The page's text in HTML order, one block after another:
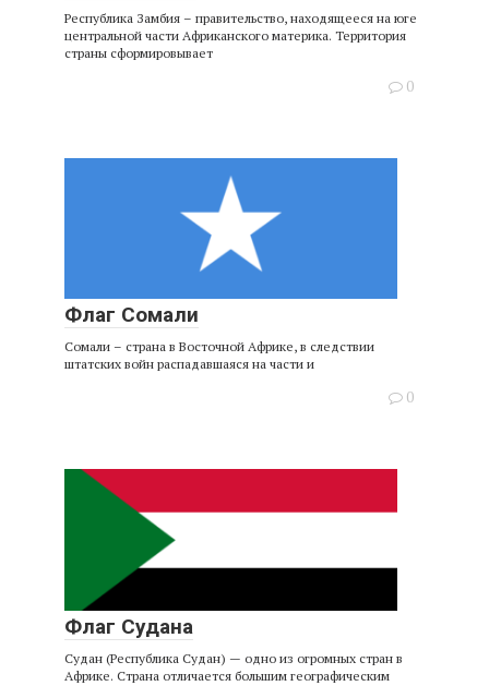
Республика Замбия – правительство, находящееся на юге
центральной части Африканского материка. Территория
страны сформировывает
0
Флаг Сомали
Сомали – страна в Восточной Африке, в следствии
штатских войн распадавшаяся на части и
0
Флаг Судана
Судан (Республика Судан) — одно из огромных стран в
Африке. Страна отличается большим географическим